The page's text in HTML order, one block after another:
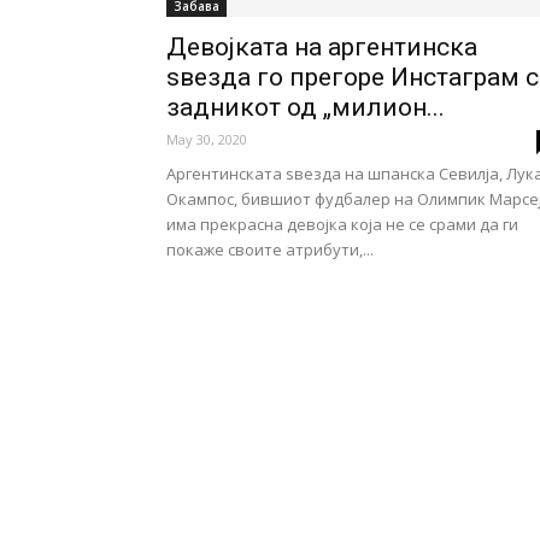
Забава
Девојката на аргентинска
ѕвезда го прегоре Инстаграм
задникот од „милион...
May 30, 2020
Аргентинската ѕвезда на шпанска Севилја,
Окампос, бившиот фудбалер на Олимпик Марсеј
има прекрасна девојка која не се срами да ги
покаже своите атрибути,...